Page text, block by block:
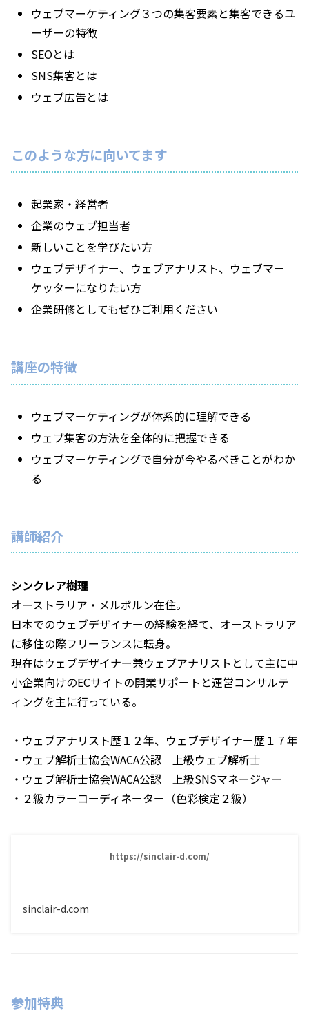
ウェブマーケティング３つの集客要素と集客できるユ
ーザーの特徴
SEOとは
SNS集客とは
ウェブ広告とは
このような方に向いてます
起業家・経営者
企業のウェブ担当者
新しいことを学びたい方
ウェブデザイナー、ウェブアナリスト、ウェブマー
ケッターになりたい方
企業研修としてもぜひご利用ください
講座の特徴
ウェブマーケティングが体系的に理解できる
ウェブ集客の方法を全体的に把握できる
ウェブマーケティングで自分が今やるべきことがわか
る
講師紹介
シンクレア樹理
オーストラリア・メルボルン在住。
日本でのウェブデザイナーの経験を経て、オーストラリア
に移住の際フリーランスに転身。
現在はウェブデザイナー兼ウェブアナリストとして主に中
小企業向けのECサイトの開業サポートと運営コンサルテ
ィングを主に行っている。
・ウェブアナリスト歴１２年、ウェブデザイナー歴１７年
・ウェブ解析士協会WACA公認 上級ウェブ解析士
・ウェブ解析士協会WACA公認 上級SNSマネージャー
・２級カラーコーディネーター（色彩検定２級）
https://sinclair-d.com/
sinclair-d.com
参加特典